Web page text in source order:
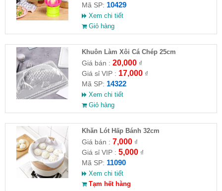
Mã SP: 10429
Xem chi tiết
Giỏ hàng
Khuôn Làm Xôi Cá Chép 25cm
Giá bán : 20,000₫
Giá sỉ VIP : 17,000₫
Mã SP: 14322
Xem chi tiết
Giỏ hàng
Khăn Lót Hấp Bánh 32cm
Giá bán : 7,000₫
Giá sỉ VIP : 5,000₫
Mã SP: 11090
Xem chi tiết
Tạm hết hàng